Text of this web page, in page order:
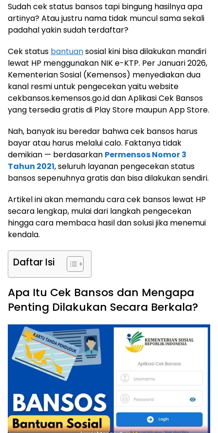
Sudah cek status bansos tapi bingung hasilnya apa
artinya? Atau justru nama tidak muncul sama sekali
padahal yakin sudah terdaftar?
Cek status bantuansosial kini bisa dilakukan mandiri
lewat HP menggunakan NIK e-KTP. Per Januari 2026,
Kementerian Sosial (Kemensos) menyediakan dua
kanal resmi untuk pengecekan yaitu website
cekbansos.kemensos.go.id dan Aplikasi Cek Bansos
yang tersedia gratis di Play Store maupun App Store.
Nah, banyak isu beredar bahwa cek bansos harus
bayar atau harus melalui calo. Faktanya tidak
demikian — berdasarkan Permensos Nomor 3
Tahun 2021, seluruh layanan pengecekan status
bansos sepenuhnya gratis dan bisa dilakukan sendiri.
Artikel ini akan memandu cara cek bansos lewat HP
secara lengkap, mulai dari langkah pengecekan
hingga cara membaca hasil dan solusi jika menemui
kendala.
Daftar Isi
Apa Itu Cek Bansos dan Mengapa
Penting Dilakukan Secara Berkala?